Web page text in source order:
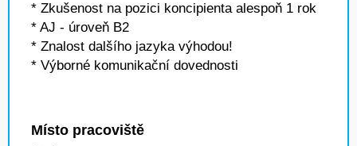
* Zkušenost na pozici koncipienta alespoň 1 rok
* AJ - úroveň B2
* Znalost dalšího jazyka výhodou!
* Výborné komunikační dovednosti
Místo pracoviště